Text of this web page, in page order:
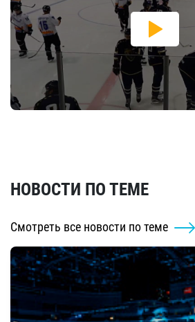
НОВОСТИ ПО ТЕМЕ
Смотреть все новости по теме